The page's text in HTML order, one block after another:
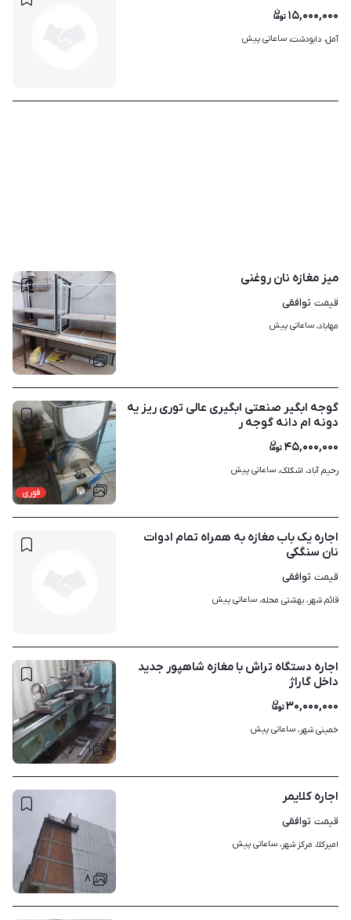
۱۵,۰۰۰,۰۰۰
آمل، دابودشت، ساعاتی پیش
۱
میز مغازه نان روغنی
قیمت توافقی
مهاباد، ساعاتی پیش
فوری ۳
گوجه ابگیر صنعتی ابگیری عالی توری ریز یه
دونه ام دانه گوجه ر
۴۵,۰۰۰,۰۰۰
رحیم آباد، اشکلک، ساعاتی پیش
اجاره یک باب مغازه به همراه تمام ادوات
نان سنگکی
قیمت توافقی
قائم شهر، بهشتی محله، ساعاتی پیش
۱
اجاره دستگاه تراش با مغازه شاهپور جدید
داخل گاراژ
۳۰,۰۰۰,۰۰۰
خمینی شهر، ساعاتی پیش
۸
اجاره کلایمر
قیمت توافقی
امیرکلا، مرکز شهر، ساعاتی پیش